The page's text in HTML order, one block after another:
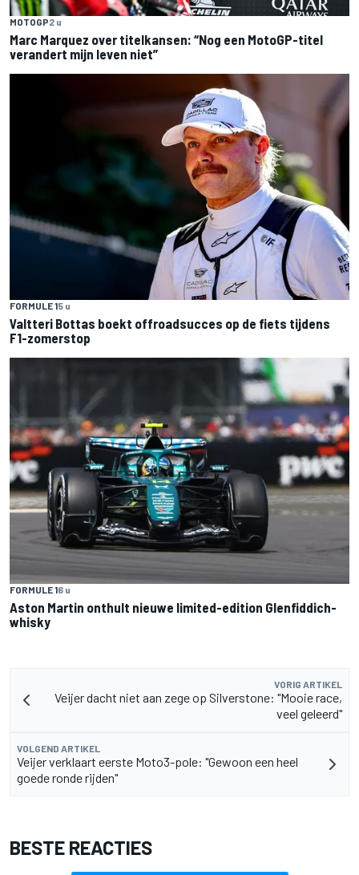
MOTOGP2 u
Marc Marquez over titelkansen: “Nog een MotoGP-titel
verandert mijn leven niet”
FORMULE 15 u
Valtteri Bottas boekt offroadsucces op de fiets tijdens
F1-zomerstop
FORMULE 16 u
Aston Martin onthult nieuwe limited-edition Glenfiddich-
whisky
VORIG ARTIKEL
Veijer dacht niet aan zege op Silverstone: "Mooie race,
veel geleerd"
VOLGEND ARTIKEL
Veijer verklaart eerste Moto3-pole: "Gewoon een heel
goede ronde rijden"
BESTE REACTIES